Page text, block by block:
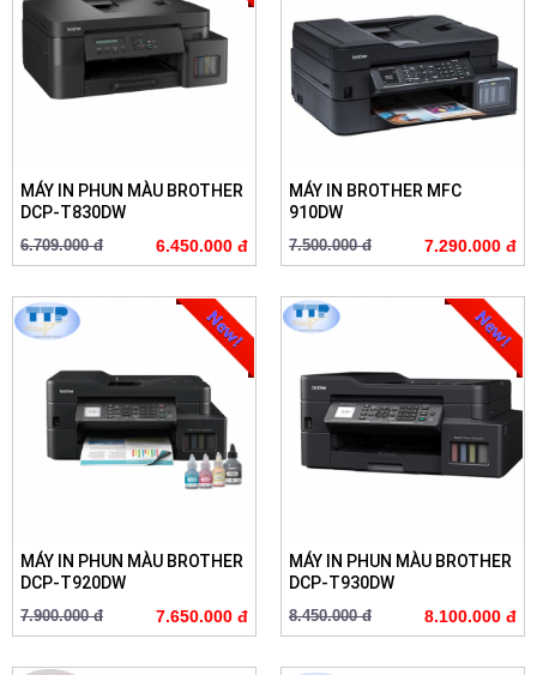
MÁY IN PHUN MÀU BROTHER
DCP-T830DW
6.709.000 đ 6.450.000 đ
MÁY IN BROTHER MFC
910DW
7.500.000 đ 7.290.000 đ
MÁY IN PHUN MÀU BROTHER
DCP-T920DW
7.900.000 đ 7.650.000 đ
MÁY IN PHUN MÀU BROTHER
DCP-T930DW
8.450.000 đ 8.100.000 đ